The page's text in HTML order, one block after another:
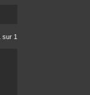
sur 1